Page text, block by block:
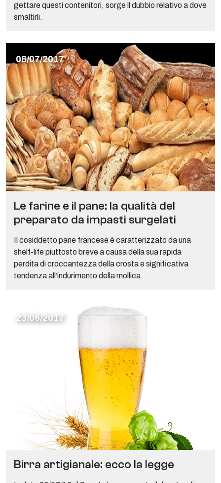
gettare questi contenitori, sorge il dubbio relativo a dove
smaltirli.
08/07/2017
Le farine e il pane: la qualità del
preparato da impasti surgelati
Il cosiddetto pane francese è caratterizzato da una
shelf-life piuttosto breve a causa della sua rapida
perdita di croccantezza della crosta e significativa
tendenza all’indurimento della mollica.
23/06/2017
Birra artigianale: ecco la legge